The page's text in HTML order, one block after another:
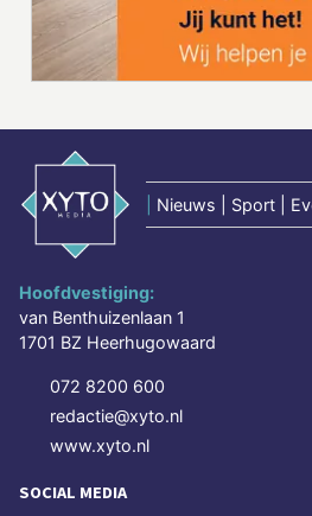
Nieuws | Sport |
Hoofdvestiging:
van Benthuizenlaan 1
1701 BZ Heerhugowaard
072 8200 600
redactie@xyto.nl
www.xyto.nl
SOCIAL MEDIA